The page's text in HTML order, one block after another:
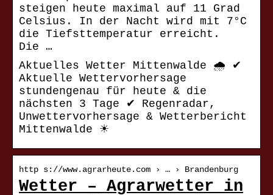
steigen heute maximal auf 11 Grad
Celsius. In der Nacht wird mit 7°C
die Tiefsttemperatur erreicht.
Die …
Aktuelles Wetter Mittenwalde 🌧️ ✔
Aktuelle Wettervorhersage
stundengenau für heute & die
nächsten 3 Tage ✔ Regenradar,
Unwettervorhersage & Wetterbericht
Mittenwalde ☀
http s://www.agrarheute.com › … › Brandenburg
Wetter – Agrarwetter in